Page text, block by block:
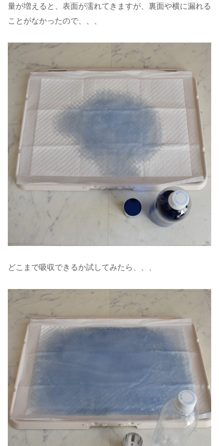
量が増えると、表面が濡れてきますが、裏面や横に漏れる
ことがなかったので、、、
どこまで吸収できるか試してみたら、、、